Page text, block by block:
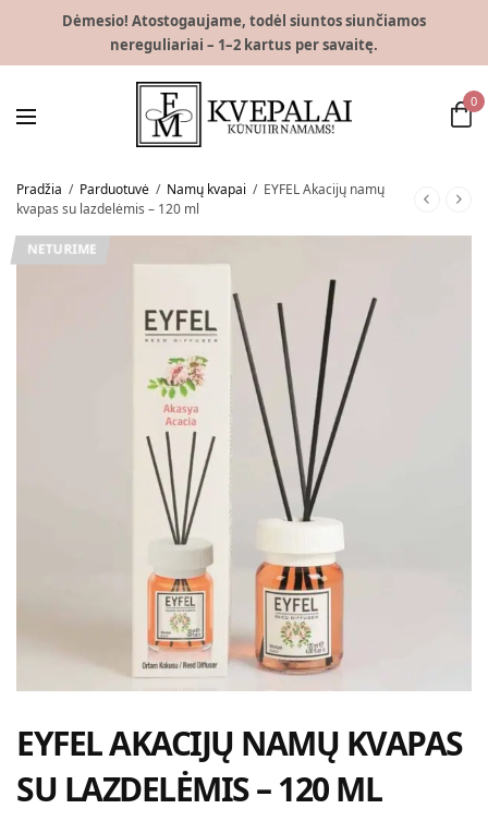
Dėmesio! Atostogaujame, todėl siuntos siunčiamos
nereguliariai – 1–2 kartus per savaitę.
0
Pradžia / Parduotuvė / Namų kvapai / EYFEL Akacijų namų
kvapas su lazdelėmis – 120 ml
NETURIME
EYFEL AKACIJŲ NAMŲ KVAPAS
SU LAZDELĖMIS – 120 ML